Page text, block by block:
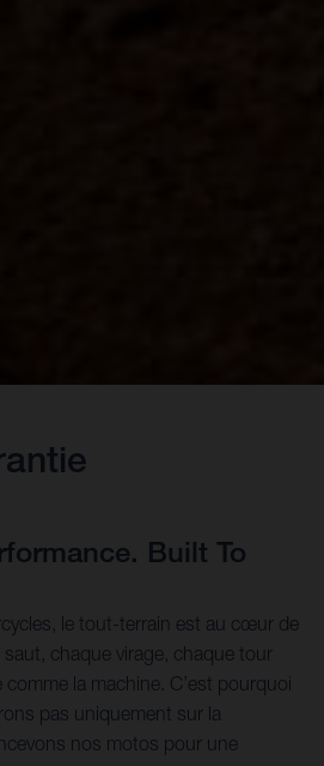
Built To
le tout-terrain est au cœur de
chaque virage, chaque tour
comme la machine. C’est pourquoi
pas uniquement sur la
nos motos pour une